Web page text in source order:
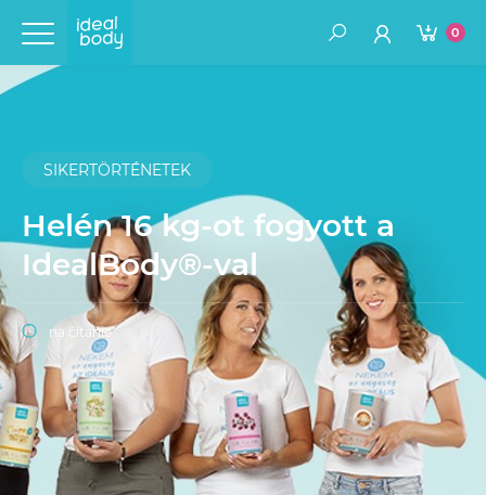
0
SIKERTÖRTÉNETEK
Helén 16 kg-ot fogyott a
IdealBody®-val
na čítanie